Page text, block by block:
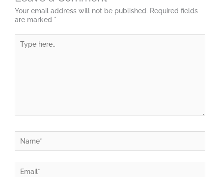
Your email address will not be published. Required fields
are marked *
here..